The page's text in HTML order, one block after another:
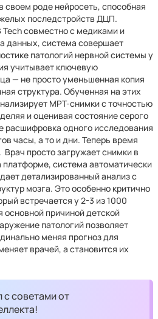
своем роде нейросеть, способная
последстройств ДЦП.
Tech совместно с медиками и
данных, система совершает
патологий нервной системы у
учитывает ключевую
— не просто уменьшенная копия
структура. Обученная на этих
МРТ-снимки с точностью
и оценивая состояние серого
расшифровка одного исследования
часы, а то и дни. Теперь время
Врач просто загружает снимки в
система автоматически
детализированный анализ с
мозга. Это особенно критично
встречается у 2-3 из 1000
причиной детской
патологий позволяет
меняя прогноз для
врачей, а становится их
с советами от